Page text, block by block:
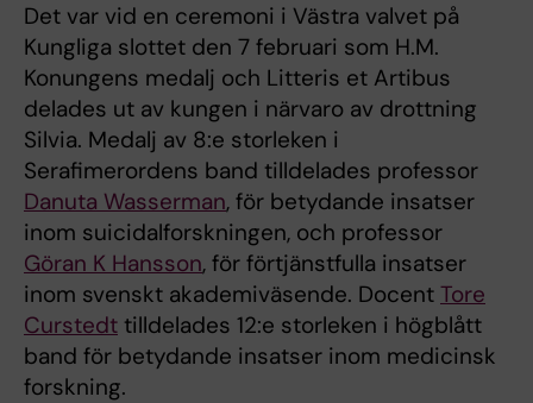
Det var vid en ceremoni i Västra valvet på
Kungliga slottet den 7 februari som H.M.
Konungens medalj och Litteris et Artibus
delades ut av kungen i närvaro av drottning
Silvia. Medalj av 8:e storleken i
Serafimerordens band tilldelades professor
Danuta Wasserman, för betydande insatser
inom suicidalforskningen, och professor
Göran K Hansson, för förtjänstfulla insatser
inom svenskt akademiväsende. Docent Tore
Curstedt tilldelades 12:e storleken i högblått
band för betydande insatser inom medicinsk
forskning.